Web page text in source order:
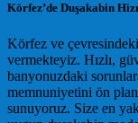
Körfez’de Duşakabin
Körfez ve
vermekteyiz. Hızlı,
banyonuzdaki
memnuniyetini ön
sunuyoruz. Size en